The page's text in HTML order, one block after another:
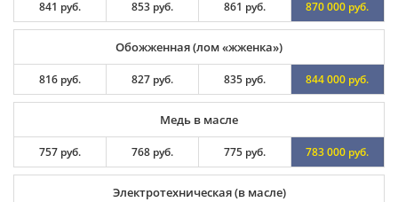
841 руб. 853 руб. 861 руб. 870 000 руб.
Обожженная (лом «жженка»)
816 руб. 827 руб. 835 руб. 844 000 руб.
Медь в масле
757 руб. 768 руб. 775 руб. 783 000 руб.
Электротехническая (в масле)